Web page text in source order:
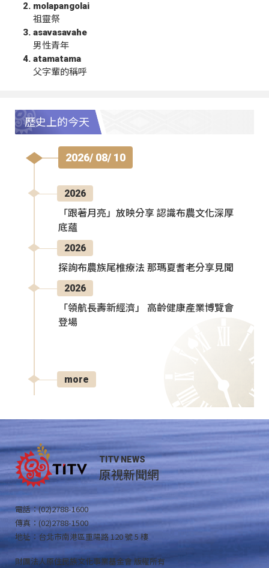
molapangolai
祖靈祭
asavasavahe
男性青年
atamatama
父字輩的稱呼
歷史上的今天
2026/ 08/ 10
2026
「跟著月亮」放映分享 認識布農文化深厚
底蘊
2026
探詢布農族尾椎療法 那瑪夏耆老分享見聞
2026
「領航長壽新經濟」 高齡健康產業博覽會
登場
more
TITV NEWS
原視新聞網
電話：(02)2788-1600
傳真：(02)2788-1500
地址：台北市南港區重陽路 120 號 5 樓
財團法人原住民族文化事業基金會 版權所有